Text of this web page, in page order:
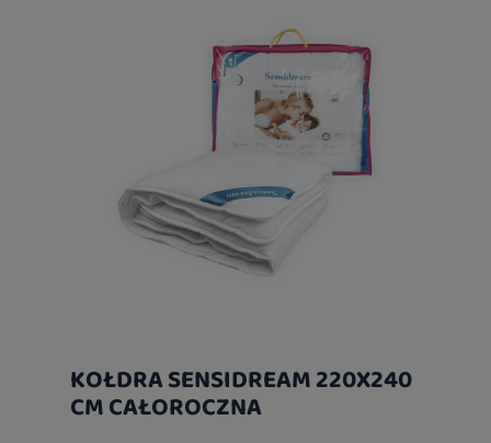
KOŁDRA SENSIDREAM 220X240
CM CAŁOROCZNA